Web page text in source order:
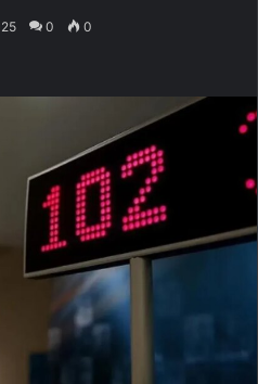
0 0